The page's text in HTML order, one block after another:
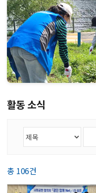
활동 소식
총 106건